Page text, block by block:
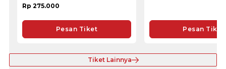
Rp 275.000
Pesan Tiket Pesan Tiket
Tiket Lainnya